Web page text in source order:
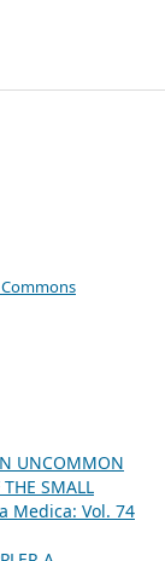
UNCOMMON
SMALL
Medica: Vol. 74